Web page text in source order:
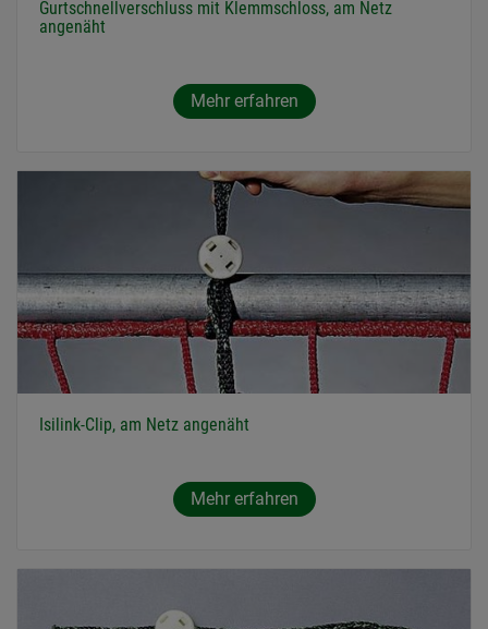
Gurtschnellverschluss mit Klemmschloss, am Netz
angenäht
Mehr erfahren
Isilink-Clip, am Netz angenäht
Mehr erfahren